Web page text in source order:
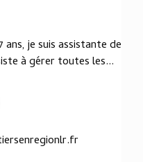
ans, je suis assistante de
à gérer toutes les...